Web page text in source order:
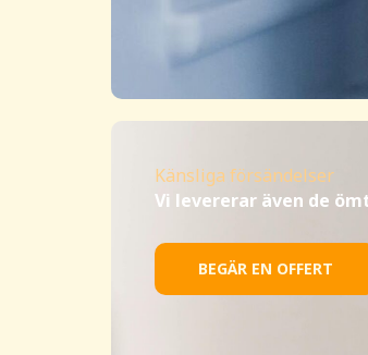
Känsliga försändelser
Vi levererar även de
BEGÄR EN OFFERT